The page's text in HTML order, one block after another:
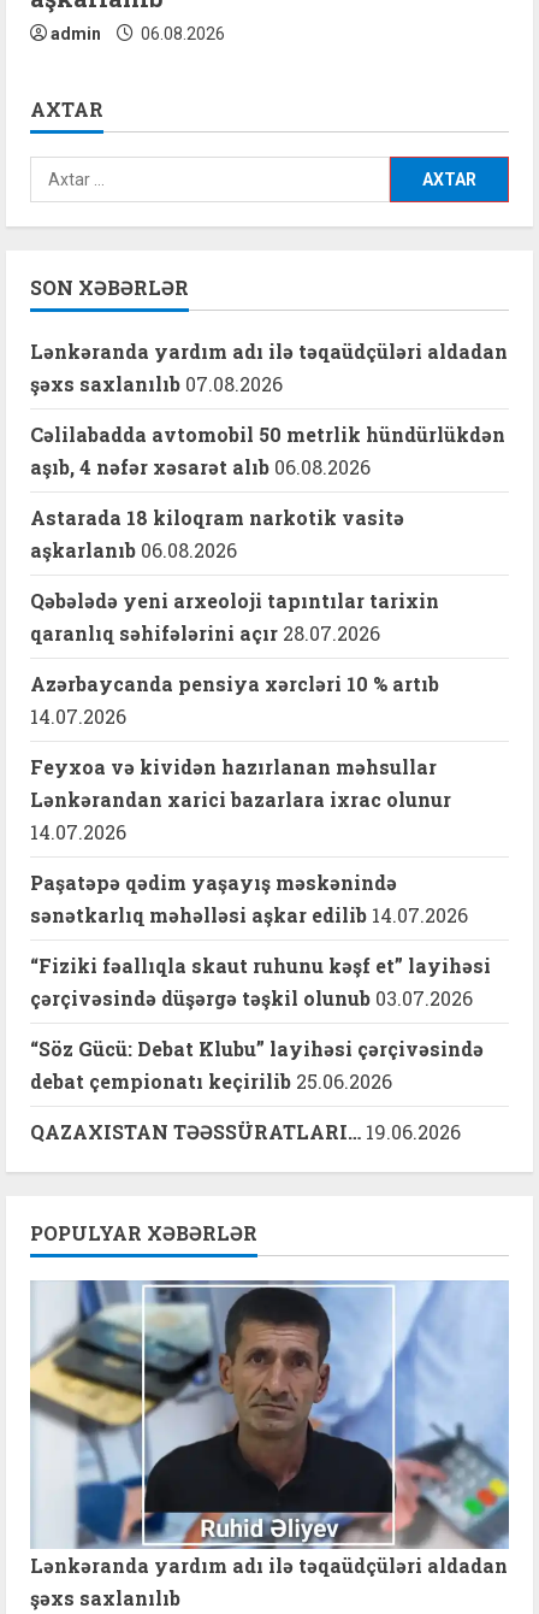
admin 06.08.2026
AXTAR
Axtarış:
SON XƏBƏRLƏR
Lənkəranda yardım adı ilə təqaüdçüləri aldadan
şəxs saxlanılıb 07.08.2026
Cəlilabadda avtomobil 50 metrlik hündürlükdən
aşıb, 4 nəfər xəsarət alıb 06.08.2026
Astarada 18 kiloqram narkotik vasitə
aşkarlanıb 06.08.2026
Qəbələdə yeni arxeoloji tapıntılar tarixin
qaranlıq səhifələrini açır 28.07.2026
Azərbaycanda pensiya xərcləri 10 % artıb
14.07.2026
Feyxoa və kividən hazırlanan məhsullar
Lənkərandan xarici bazarlara ixrac olunur
14.07.2026
Paşatəpə qədim yaşayış məskənində
sənətkarlıq məhəlləsi aşkar edilib 14.07.2026
“Fiziki fəallıqla skaut ruhunu kəşf et” layihəsi
çərçivəsində düşərgə təşkil olunub 03.07.2026
“Söz Gücü: Debat Klubu” layihəsi çərçivəsində
debat çempionatı keçirilib 25.06.2026
QAZAXISTAN TƏƏSSÜRATLARI… 19.06.2026
POPULYAR XƏBƏRLƏR
Lənkəranda yardım adı ilə təqaüdçüləri aldadan
şəxs saxlanılıb